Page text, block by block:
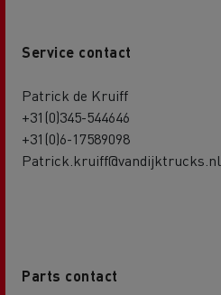
Service contact
Patrick de Kruiff
+31(0)345-544646
+31(0)6-17589098
Patrick.kruiff@vandijktrucks.nl
Parts contact